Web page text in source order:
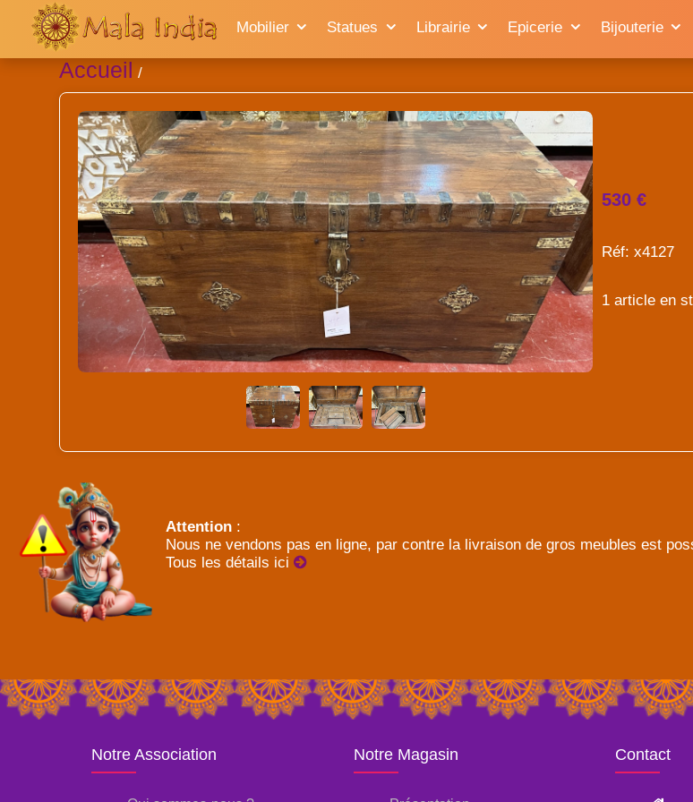
Mobilier Statues Librairie Epicerie Bijouterie
Accueil /
530 €
Réf: x4127
1 article en
Attention :
Nous ne vendons pas en ligne, par contre la livraison de gros meubles est
Tous les détails ici
Notre Association Notre Magasin Contact